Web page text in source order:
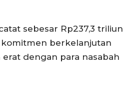
sebesar Rp237,3 triliun
komitmen berkelanjutan
dengan para nasabah